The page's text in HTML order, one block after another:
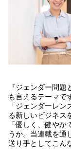
『ジェンダー問
も言えるテーマで
「ジェンダーレ
る新しいビジネス
「優しく、健や
うか。当連載を通
送り手としてこん